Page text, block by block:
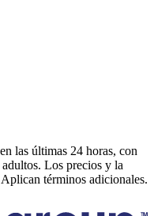
las últimas 24 horas, con
adultos. Los precios y la
términos adicionales.